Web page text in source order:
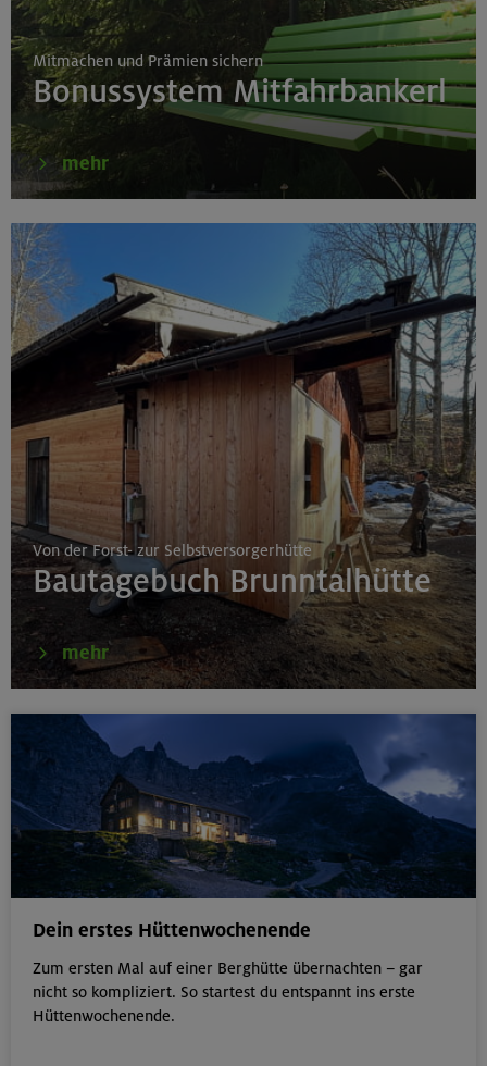
Mitmachen und Prämien sichern
Bonussystem Mitfahrbankerl
mehr
Von der Forst- zur Selbstversorgerhütte
Bautagebuch Brunntalhütte
mehr
Dein erstes Hüttenwochenende
Zum ersten Mal auf einer Berghütte übernachten – gar
nicht so kompliziert. So startest du entspannt ins erste
Hüttenwochenende.